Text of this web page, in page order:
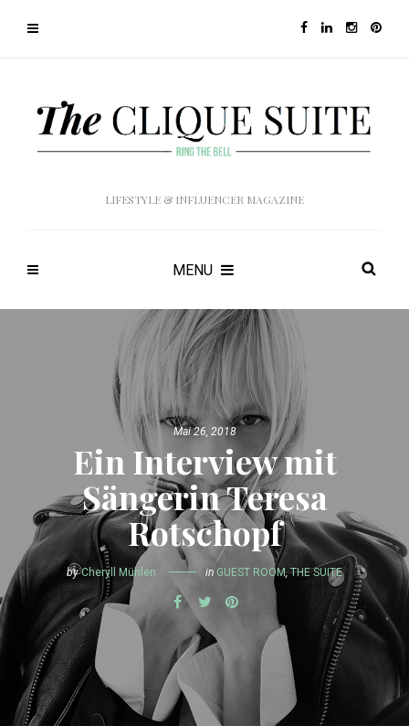
LIFESTYLE & INFLUENCER MAGAZINE
MENU
Mai 26, 2018
Ein Interview mit
Sängerin Teresa
Rotschopf
byCheryll Mühlen in GUEST ROOM,THE SUITE